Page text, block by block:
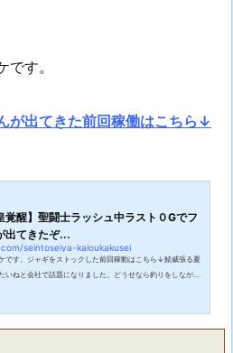
す。
が出てきた前回稼働はこちら↓
覚醒】聖闘士ラッシュ中ラスト０Gでフ
出てきたぞ...
seintoseiya-kaioukakusei
です。ジャギをストックした前回稼動はこちら↓鯖威張る夏
いねと会社で話題になりました。どうせなら釣りをしながら
。まあそんな事を考えるのも含めてイベントを考えている時